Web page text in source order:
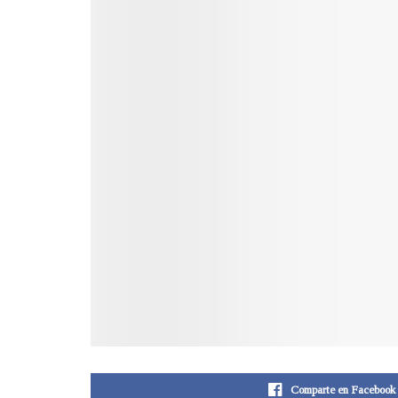
Comparte en Facebook